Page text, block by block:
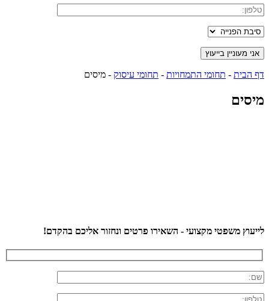
דף הבית - תחומי התמחויות - תחומי עיסוק - מיסים
מיסים
לייעוץ משפטי מקצועי - השאירו פרטים ונחזור אליכם בהקדם!